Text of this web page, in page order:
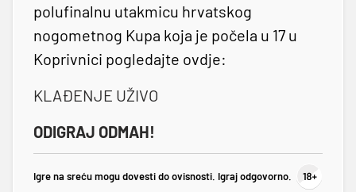
polufinalnu utakmicu hrvatskog
nogometnog Kupa koja je počela u 17 u
Koprivnici pogledajte ovdje:
KLAĐENJE UŽIVO
ODIGRAJ ODMAH!
Igre na sreću mogu dovesti do ovisnosti. Igraj odgovorno.